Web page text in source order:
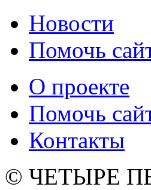
Новости
Помочь
О проекте
Помочь
Контакты
© ЧЕТЫРЕ